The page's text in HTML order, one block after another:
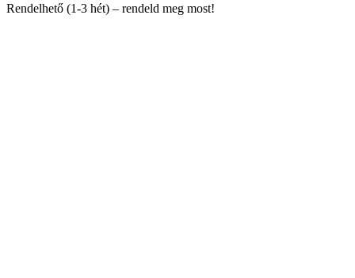
Rendelhető (1-3 hét) – rendeld meg most!